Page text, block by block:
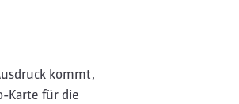
kommt,
Karte für die